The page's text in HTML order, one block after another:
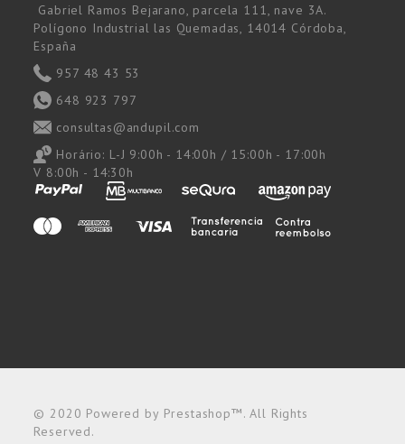
Gabriel Ramos Bejarano, parcela 111, nave 3A.
Polígono Industrial las Quemadas, 14014 Córdoba,
España
957 48 43 53
648 923 797
consultas@andupil.com
Horário: L-J 9:00h - 14:00h / 15:00h - 17:00h
V 8:00h - 14:30h
© 2020 Powered by Prestashop™. All Rights
Reserved.